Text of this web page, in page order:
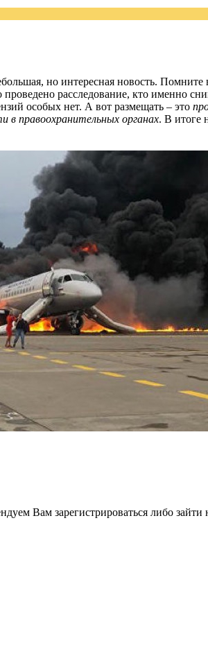
но интересная новость.
расследование, кто именно
особых нет. А вот размещать – это
в правоохранительных органах. В итоге
Вам зарегистрироваться либо